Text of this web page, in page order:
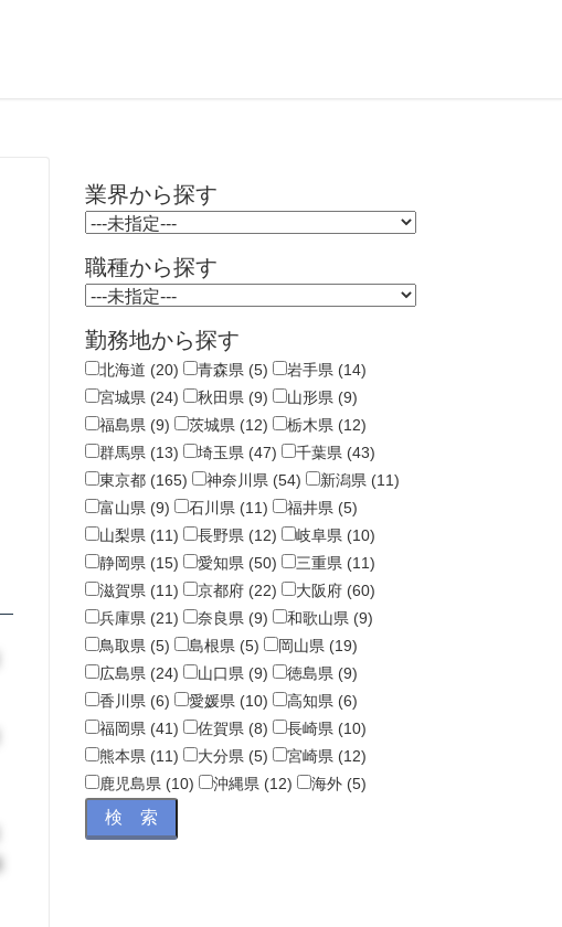
業界から探す
職種から探す
勤務地から探す
北海道 (20) 青森県 (5)
岩手県 (14)
宮城県 (24)
秋田県 (9)
山形県 (9)
福島県 (9)
茨城県 (12)
栃木県 (12)
群馬県 (13)
埼玉県 (47)
千葉県 (43)
東京都 (165)
神奈川県 (54)
新潟県 (11)
富山県 (9)
石川県 (11)
福井県 (5)
山梨県 (11)
長野県 (12)
岐阜県 (10)
静岡県 (15)
愛知県 (50)
三重県 (11)
滋賀県 (11)
京都府 (22)
大阪府 (60)
兵庫県 (21)
奈良県 (9)
和歌山県 (9)
鳥取県 (5)
島根県 (5)
岡山県 (19)
広島県 (24)
山口県 (9)
徳島県 (9)
香川県 (6)
愛媛県 (10)
高知県 (6)
福岡県 (41)
佐賀県 (8)
長崎県 (10)
熊本県 (11)
大分県 (5)
宮崎県 (12)
鹿児島県 (10)
沖縄県 (12) 海外 (5)